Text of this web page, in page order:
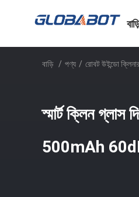
বাড়ি / পণ্য / রোবট উইন্ডো
স্মার্ট ক্লিন গ্লাস
500mAh